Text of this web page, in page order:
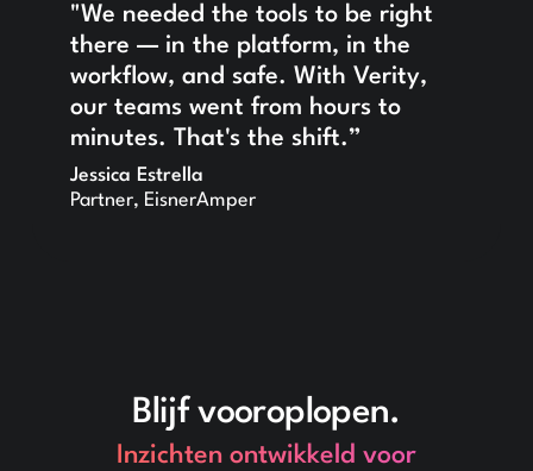
"We needed the tools to be right
there — in the platform, in the
workflow, and safe. With Verity,
our teams went from hours to
minutes. That's the shift.”
Jessica Estrella
Partner, EisnerAmper
Blijf vooroplopen.
Inzichten ontwikkeld voor